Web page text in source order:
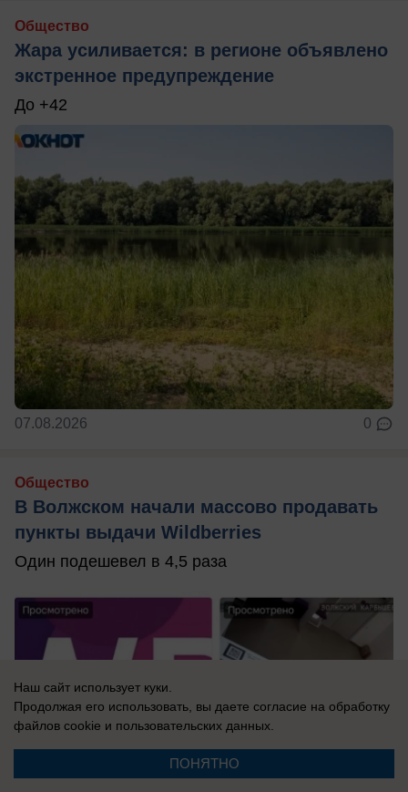
Общество
Жара усиливается: в регионе объявлено
экстренное предупреждение
До +42
07.08.2026 0
Общество
В Волжском начали массово продавать
пункты выдачи Wildberries
Один подешевел в 4,5 раза
Наш сайт использует куки.
Продолжая его использовать, вы даете согласие на обработку
файлов cookie и пользовательских данных.
ПОНЯТНО